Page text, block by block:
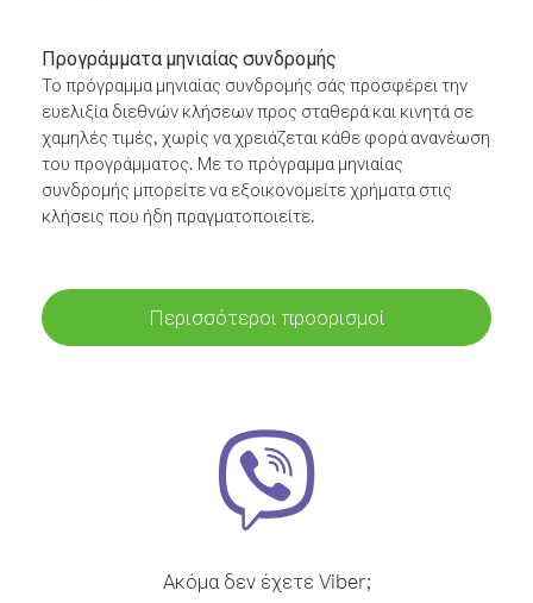
Προγράμματα μηνιαίας συνδρομής
Το πρόγραμμα μηνιαίας συνδρομής σάς προσφέρει την
ευελιξία διεθνών κλήσεων προς σταθερά και κινητά σε
χαμηλές τιμές, χωρίς να χρειάζεται κάθε φορά ανανέωση
του προγράμματος. Με το πρόγραμμα μηνιαίας
συνδρομής μπορείτε να εξοικονομείτε χρήματα στις
κλήσεις που ήδη πραγματοποιείτε.
Περισσότεροι προορισμοί
Ακόμα δεν έχετε Viber;